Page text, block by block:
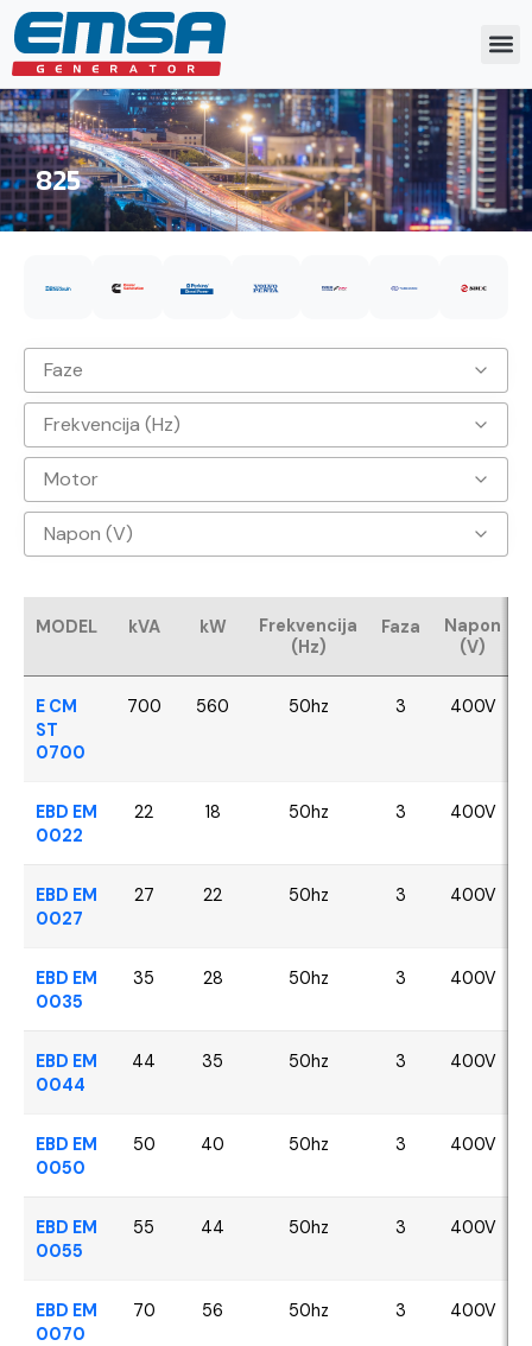
825
Faze
3
Frekvencija (Hz)
50hz
Motor
Baudouin
CUMMINS
Perkins
VOLVO
YANGDONG
Napon (V)
400V
MODEL kVA kW
Frekvencija
(Hz)
Faza
Napon
(V)
E CM
ST
0700
700 560 50hz 3 400V
EBD EM
0022
22 18 50hz 3 400V
EBD EM
0027
27 22 50hz 3 400V
EBD EM
0035
35 28 50hz 3 400V
EBD EM
0044
44 35 50hz 3 400V
EBD EM
0050
50 40 50hz 3 400V
EBD EM
0055
55 44 50hz 3 400V
EBD EM
0070
70 56 50hz 3 400V